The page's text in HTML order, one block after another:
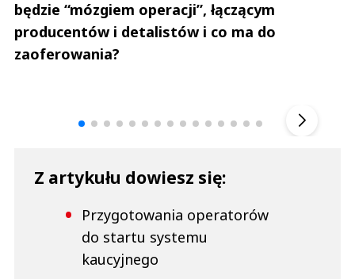
będzie “mózgiem operacji”, łączącym
producentów i detalistów i co ma do
zaoferowania?
Z artykułu dowiesz się:
Przygotowania operatorów
do startu systemu
kaucyjnego